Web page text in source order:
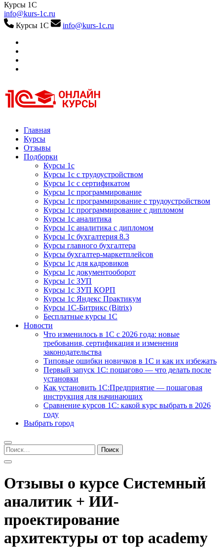
Курсы 1С
info@kurs-1c.ru
Курсы 1С
info@kurs-1c.ru
Курсы 1С
Курсы 1С официальная сертификация
Главная
Курсы
Отзывы
Подборки
Курсы 1с
Курсы 1с с трудоустройством
Курсы 1с с сертификатом
Курсы 1с программирование
Курсы 1с программирование с трудоустройством
Курсы 1с программирование с дипломом
Курсы 1с аналитика
Курсы 1с аналитика с дипломом
Курсы 1с бухгалтерия 8.3
Курсы главного бухгалтера
Курсы бухгалтер-маркетплейсов
Курсы 1с для кадровиков
Курсы 1с документооборот
Курсы 1с ЗУП
Курсы 1с ЗУП КОРП
Курсы 1с Яндекс Практикум
Курсы 1С-Битрикс (Bitrix)
Бесплатные курсы 1С
Новости
Что изменилось в 1С с 2026 года: новые
требования, сертификация и изменения
законодательства
Типовые ошибки новичков в 1С и как их избежать
Первый запуск 1С: пошагово — что делать после
установки
Как установить 1С:Предприятие — пошаговая
инструкция для начинающих
Сравнение курсов 1С: какой курс выбрать в 2026
году
Выбрать город
Найти:
Отзывы о курсе Системный
аналитик + ИИ-
проектирование
архитектуры от top academy